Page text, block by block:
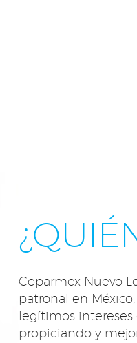
Coparmex Nuevo
patronal en
legítimos intereses
propiciando y